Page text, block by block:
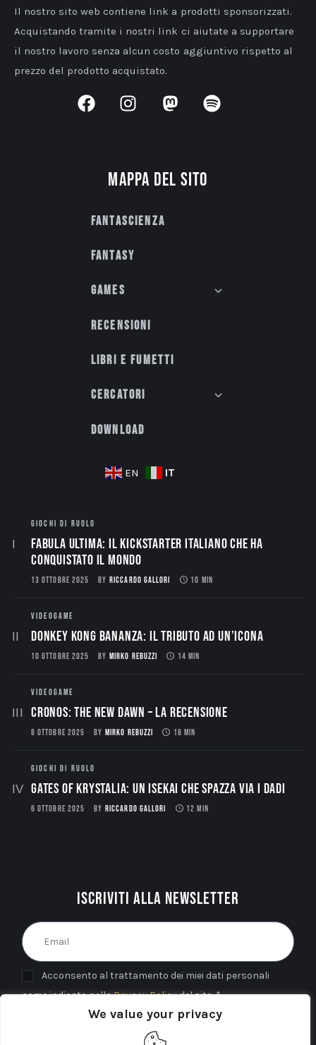
We value your privacy
Il nostro sito web contiene link a prodotti sponsorizzati.
Acquistando tramite i nostri link ci aiutate a supportare
il nostro lavoro senza alcun costo aggiuntivo rispetto al
prezzo del prodotto acquistato.
Mappa del sito
Fantascienza
Fantasy
Games
Recensioni
Libri e fumetti
Cercatori
Download
EN IT
GIOCHI DI RUOLO
Fabula Ultima: il Kickstarter italiano che ha
conquistato il mondo
13 OTTOBRE 2025 BY RICCARDO GALLORI 10 MIN
VIDEOGAME
Donkey Kong Bananza: Il Tributo ad un’Icona
10 OTTOBRE 2025 BY MIRKO REBUZZI 14 MIN
VIDEOGAME
CRONOS: THE NEW DAWN – La Recensione
8 OTTOBRE 2025 BY MIRKO REBUZZI 18 MIN
GIOCHI DI RUOLO
Gates of Krystalia: Un Isekai che spazza via i dadi
6 OTTOBRE 2025 BY RICCARDO GALLORI 12 MIN
Iscriviti alla newsletter
Acconsento al trattamento dei miei dati personali
come indicato nellaPrivacy Policydel sito. *
INVIA